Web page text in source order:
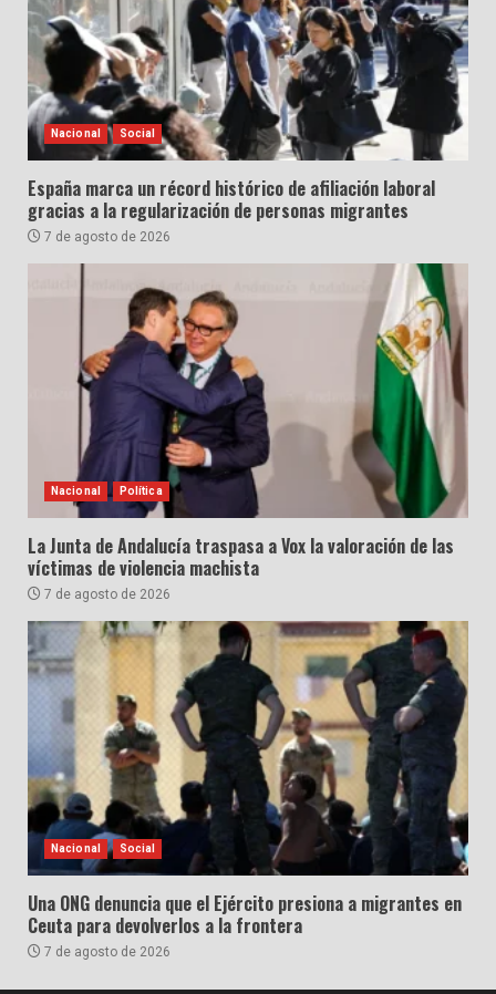
Nacional Social
España marca un récord histórico de afiliación laboral
gracias a la regularización de personas migrantes
7 de agosto de 2026
Nacional Política
La Junta de Andalucía traspasa a Vox la valoración de las
víctimas de violencia machista
7 de agosto de 2026
Nacional Social
Una ONG denuncia que el Ejército presiona a migrantes en
Ceuta para devolverlos a la frontera
7 de agosto de 2026